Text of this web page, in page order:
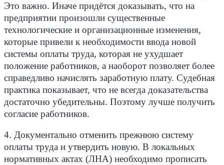
Это важно. Иначе придётся доказывать, что на
предприятии произошли существенные
технологические и организационные изменения,
которые привели к необходимости ввода новой
системы оплаты труда, которая не ухудшает
положение работников, а наоборот позволяет более
справедливо начислять заработную плату. Судебная
практика показывает, что не всегда доказательства
достаточно убедительны. Поэтому лучше получить
согласие работников.
4. Документально отменить прежнюю систему
оплаты труда и утвердить новую. В локальных
нормативных актах (ЛНА) необходимо прописать